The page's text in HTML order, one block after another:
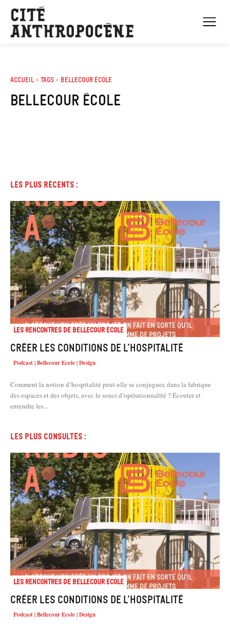
Accueil Tags Bellecour école
bellecour école
Les plus récents :
Les rencontres de Bellecour Ecole
Créer les conditions de l’hospitalité
Podcast | Bellecour Ecole | Design
Comment la notion d’hospitalité peut-elle se conjuguer, dans la fabrique
des espaces et des objets, avec le souci d’opérationnalité ? Écouter et
entendre les...
Les plus consultés :
Les rencontres de Bellecour Ecole
Créer les conditions de l’hospitalité
Podcast | Bellecour Ecole | Design